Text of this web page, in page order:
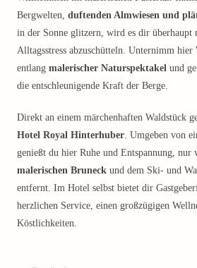
Bergwelten, duftenden Almwiesen und
in der Sonne glitzern, wird es dir überhaupt
Alltagsstress abzuschütteln. Unternimm hier
entlang malerischer Naturspektakel und
die entschleunigende Kraft der Berge.
Direkt an einem märchenhaften Waldstück
Hotel Royal Hinterhuber. Umgeben von
genießt du hier Ruhe und Entspannung,
malerischen Bruneck und dem Ski- und
entfernt. Im Hotel selbst bietet dir
herzlichen Service, einen großzügigen
Köstlichkeiten.